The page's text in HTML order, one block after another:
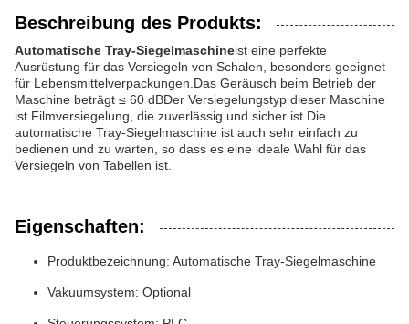
Beschreibung des Produkts:
Automatische Tray-Siegelmaschineist eine perfekte
Ausrüstung für das Versiegeln von Schalen, besonders geeignet
für Lebensmittelverpackungen.Das Geräusch beim Betrieb der
Maschine beträgt ≤ 60 dBDer Versiegelungstyp dieser Maschine
ist Filmversiegelung, die zuverlässig und sicher ist.Die
automatische Tray-Siegelmaschine ist auch sehr einfach zu
bedienen und zu warten, so dass es eine ideale Wahl für das
Versiegeln von Tabellen ist.
Eigenschaften:
Produktbezeichnung: Automatische Tray-Siegelmaschine
Vakuumsystem: Optional